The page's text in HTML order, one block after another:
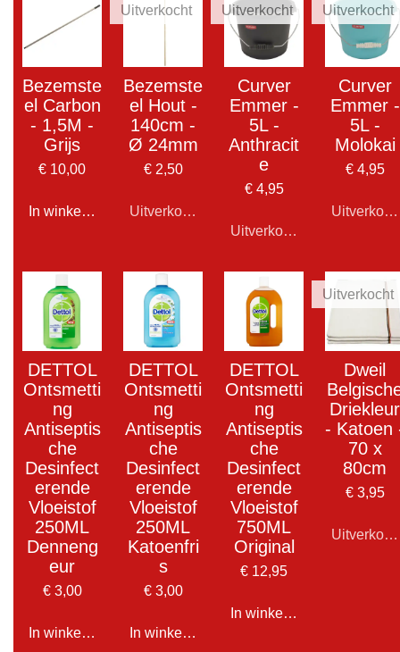
Bezemste
el Carbon
- 1,5M -
Grijs
€ 10,00
In winkelwagen
Uitverkocht
Bezemste
el Hout -
140cm -
Ø 24mm
€ 2,50
Uitverkocht
Uitverkocht
Curver
Emmer -
5L -
Anthracit
e
€ 4,95
Uitverkocht
Uitverkocht
Curver
Emmer -
5L -
Molokai
€ 4,95
DETTOL
Ontsmetti
ng
Antiseptis
che
Desinfect
erende
Vloeistof
250ML
Denneng
eur
€ 3,00
In winkelwagen
DETTOL
Ontsmetti
ng
Antiseptis
che
Desinfect
erende
Vloeistof
250ML
Katoenfri
s
€ 3,00
In winkelwagen
DETTOL
Ontsmetti
ng
Antiseptis
che
Desinfect
erende
Vloeistof
750ML
Original
€ 12,95
In winkelwagen
Uitverkocht
Dweil
Driekleur
- Katoen
70 x
80cm
€ 3,95